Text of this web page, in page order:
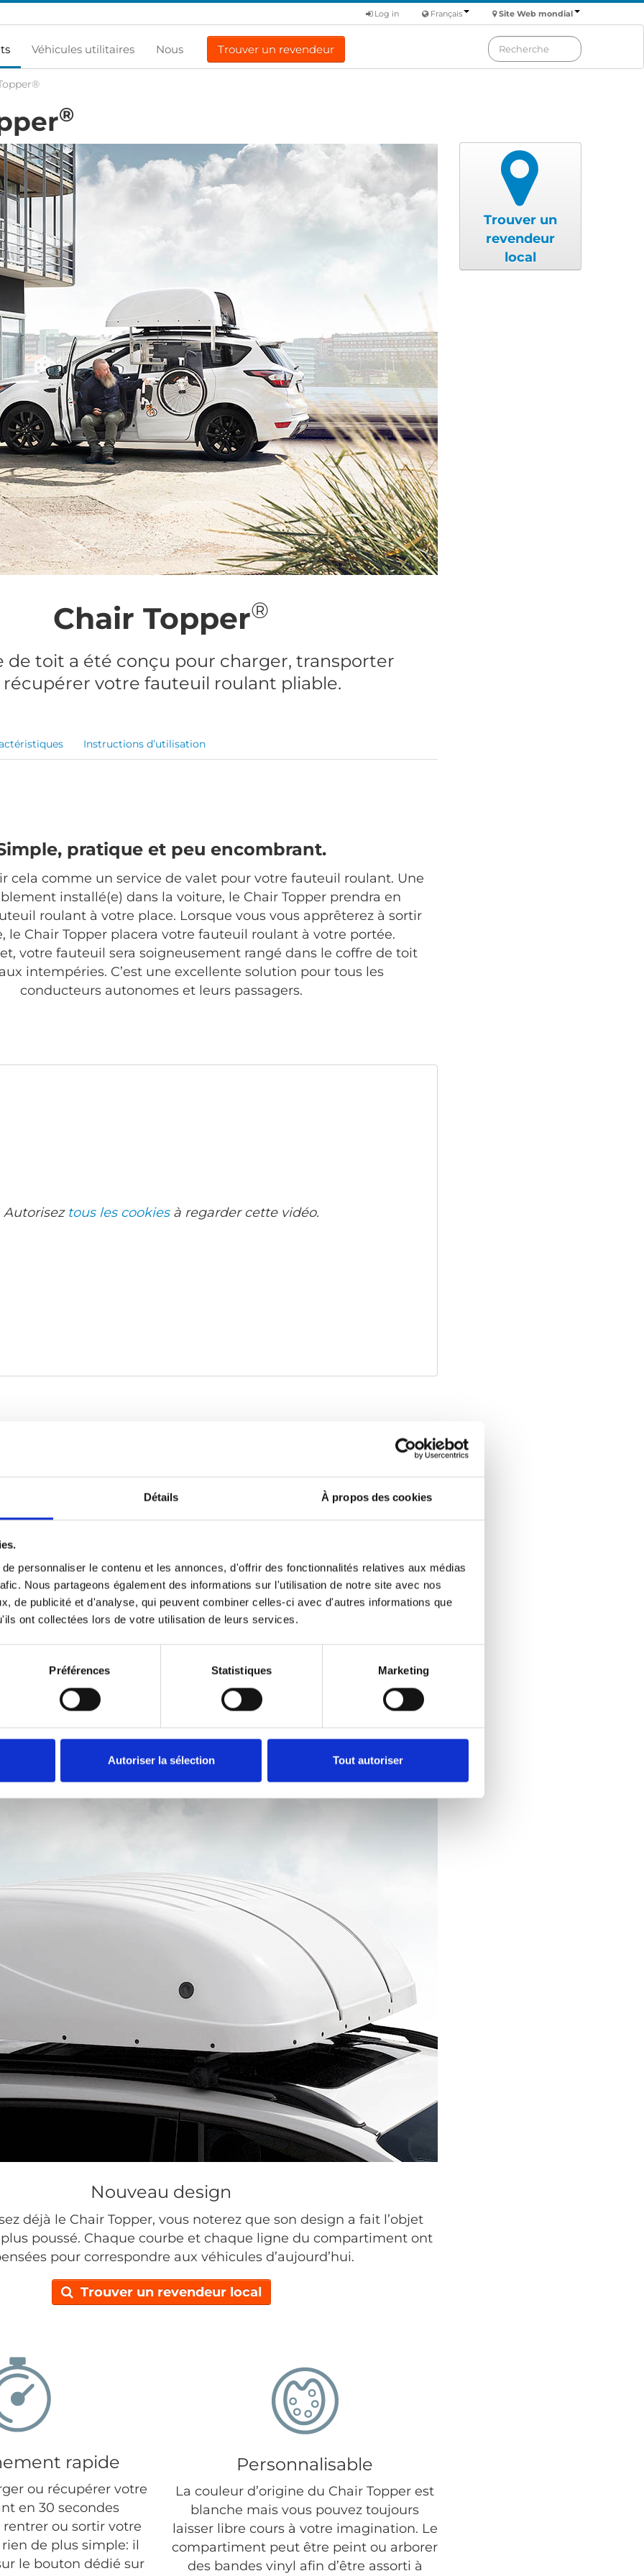
Détails À propos des cookies
personnaliser le contenu et les annonces, d'offrir des fonctionnalités relatives aux médias
Nous partageons également des informations sur l'utilisation de notre site avec nos
de publicité et d'analyse, qui peuvent combiner celles-ci avec d'autres informations que
ont collectées lors de votre utilisation de leurs services.
Préférences Statistiques Marketing
Autoriser la sélection Tout autoriser
Site Web mondial
Français
Log in
Véhicules utilitaires Nous Trouver un revendeur
®
Chair Topper®
de toit a été conçu pour charger, transporter
votre fauteuil roulant pliable.
Instructions d’utilisation
pratique et peu encombrant.
cela comme un service de valet pour votre fauteuil roulant. Une
installé(e) dans la voiture, le Chair Topper prendra en
roulant à votre place. Lorsque vous vous apprêterez à sortir
le Chair Topper placera votre fauteuil roulant à votre portée.
votre fauteuil sera soigneusement rangé dans le coffre de toit
intempéries. C’est une excellente solution pour tous les
conducteurs autonomes et leurs passagers.
Autorisez tous les cookiesà regarder cette vidéo.
non salissante
roulant ne touche
de l’habitacle, vous
soucier des traces de
les roues. Une fois
résistant
Chair Topper, votre
protégé contre les
Tous les sièges restent
Le Chair Topper est l’une des rares
solutions permettant de transporter son
fauteuil roulant sans monopoliser les
possédez un véhicule cinq places, vous
aurez toujours cinq sièges disponibles, et
ce même après avoir installé le Chair
Nouveau design
déjà le Chair Topper, vous noterez que son design a fait l’objet
plus poussé. Chaque courbe et chaque ligne du compartiment ont
pour correspondre aux véhicules d’aujourd’hui.
Trouver un revendeur local
rapide
ou récupérer votre
en 30 secondes
ou sortir votre
de plus simple: il
le bouton dédié sur
Personnalisable
La couleur d’origine du Chair Topper est
blanche mais vous pouvez toujours
laisser libre cours à votre imagination. Le
compartiment peut être peint ou arborer
des bandes vinyl afin d’être assorti à
Trouver un
revendeur
local